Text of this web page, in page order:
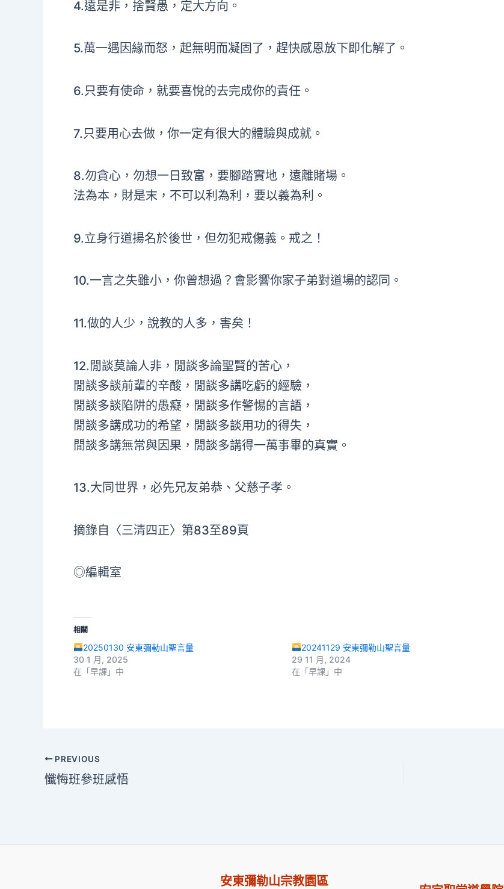
4.遠是非，捨賢愚，定大方向。
5.萬一遇因緣而怒，起無明而凝固了，趕快感恩放下即化解了。
6.只要有使命，就要喜悅的去完成你的責任。
7.只要用心去做，你一定有很大的體驗與成就。
8.勿貪心，勿想一日致富，要腳踏實地，遠離賭場。
法為本，財是末，不可以利為利，要以義為利。
9.立身行道揚名於後世，但勿犯戒傷義。戒之！
10.一言之失雖小，你曾想過？會影響你家子弟對道場的認同。
11.做的人少，說教的人多，害矣！
12.閒談莫論人非，閒談多論聖賢的苦心，
閒談多談前輩的辛酸，閒談多講吃虧的經驗，
閒談多談陷阱的愚癡，閒談多作警惕的言語，
閒談多講成功的希望，閒談多談用功的得失，
閒談多講無常與因果，閒談多講得一萬事畢的真實。
13.大同世界，必先兄友弟恭、父慈子孝。
摘錄自〈三清四正〉第83至89頁
◎編輯室
相關
20250130 安東彌勒山聖言量
30 1 月, 2025
在「早課」中
20241129 安東彌勒山聖言量
29 11 月, 2024
在「早課」中
PREVIOUS
懺悔班參班感悟
安東彌勒山宗教園區